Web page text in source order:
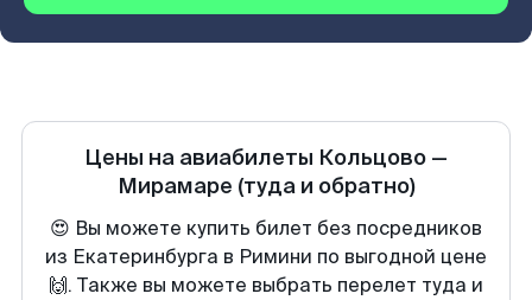
Цены на авиабилеты Кольцово —
Мирамаре (туда и обратно)
😍 Вы можете купить билет без посредников
из Екатеринбурга в Римини по выгодной цене
🙌. Также вы можете выбрать перелет туда и